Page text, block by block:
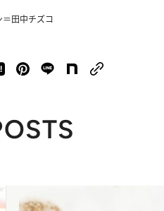
田中チズコ